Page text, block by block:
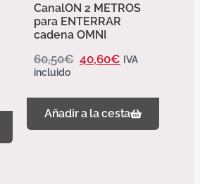
CanalON 2 METROS
para ENTERRAR
cadena OMNI
60,50€ 40,60€ IVA
incluido
Añadir a la cesta